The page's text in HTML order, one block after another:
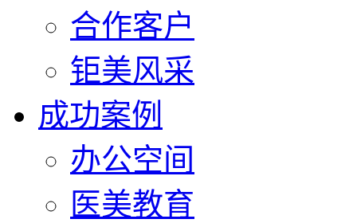
合作客户
钜美风采
成功案例
办公空间
医美教育